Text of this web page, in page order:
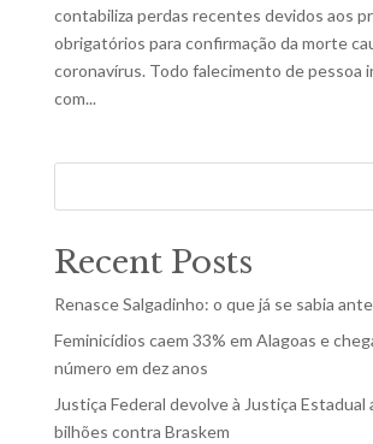
contabiliza perdas recentes devidos aos
obrigatórios para confirmação da morte
coronavírus. Todo falecimento de pessoa
com...
Recent Posts
Renasce Salgadinho: o que já se sabia
Feminicídios caem 33% em Alagoas e
número em dez anos
Justiça Federal devolve à Justiça Estadual
bilhões contra Braskem